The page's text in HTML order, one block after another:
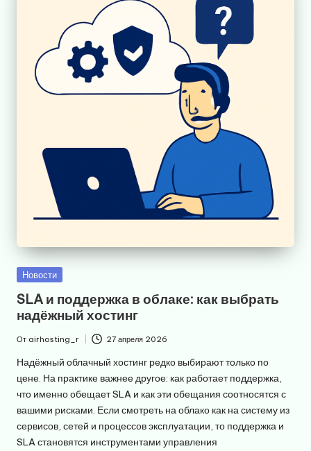
Опубликовано
Новости
SLA и поддержка в облаке: как выбрать
надёжный хостинг
Запись
от
От airhosting_r 27 апреля 2026
Надёжный облачный хостинг редко выбирают только по
цене. На практике важнее другое: как работает поддержка,
что именно обещает SLA и как эти обещания соотносятся с
вашими рисками. Если смотреть на облако как на систему из
сервисов, сетей и процессов эксплуатации, то поддержка и
SLA становятся инструментами управления